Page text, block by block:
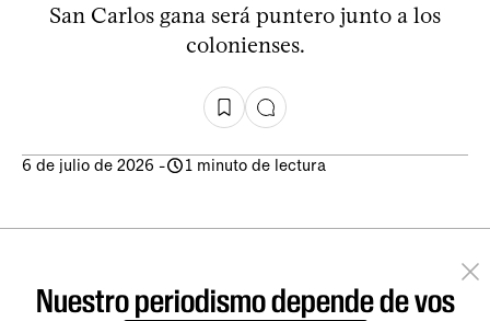
San Carlos gana será puntero junto a los
colonienses.
6 de julio de 2026 - 1 minuto de lectura
Nuestro periodismo depende de vos